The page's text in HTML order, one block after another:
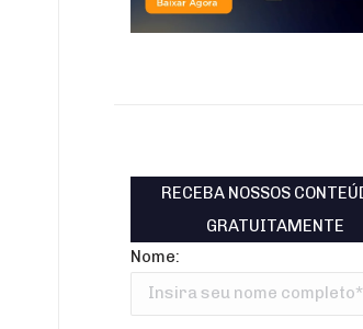
RECEBA NOSSOS
GRATUITAMENTE
Nome: